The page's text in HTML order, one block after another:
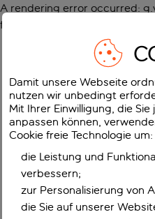
A rendering error occurred:
function
Damit unsere Webseite
nutzen wir unbedingt
Mit Ihrer Einwilligung, die
anpassen können,
Cookie freie Technologie um:
die Leistung und
verbessern;
zur Personalisierung von
die Sie auf unserer